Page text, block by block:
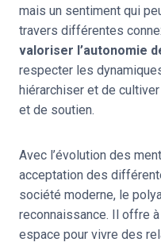
mais un sentiment qui
travers différentes
valoriser l’autonomie
respecter les
hiérarchiser et de
et de soutien.
Avec l’évolution des
acceptation des
société moderne, le
reconnaissance. Il offre
espace pour vivre des